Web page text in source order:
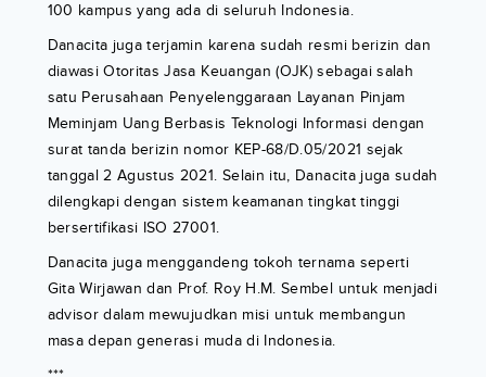
100 kampus yang ada di seluruh Indonesia.
Danacita juga terjamin karena sudah resmi berizin dan
diawasi Otoritas Jasa Keuangan (OJK) sebagai salah
satu Perusahaan Penyelenggaraan Layanan Pinjam
Meminjam Uang Berbasis Teknologi Informasi dengan
surat tanda berizin nomor KEP-68/D.05/2021 sejak
tanggal 2 Agustus 2021. Selain itu, Danacita juga sudah
dilengkapi dengan sistem keamanan tingkat tinggi
bersertifikasi ISO 27001.
Danacita juga menggandeng tokoh ternama seperti
Gita Wirjawan dan Prof. Roy H.M. Sembel untuk menjadi
advisor dalam mewujudkan misi untuk membangun
masa depan generasi muda di Indonesia.